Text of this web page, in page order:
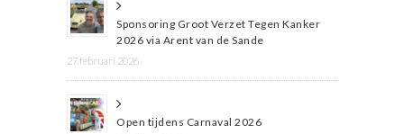
Sponsoring Groot Verzet Tegen Kanker
2026 via Arent van de Sande
27 februari 2026
Open tijdens Carnaval 2026